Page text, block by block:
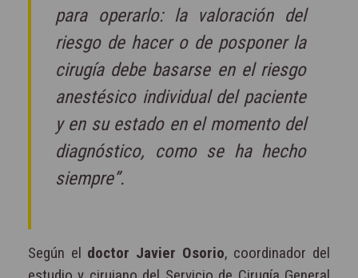
para operarlo: la valoración del
riesgo de hacer o de posponer la
cirugía debe basarse en el riesgo
anestésico individual del paciente
y en su estado en el momento del
diagnóstico, como se ha hecho
siempre”.
Según el doctor Javier Osorio, coordinador del